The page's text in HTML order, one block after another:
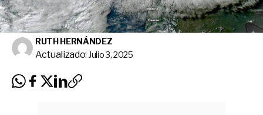
RUTH HERNÁNDEZ
Actualizado: Julio 3, 2025